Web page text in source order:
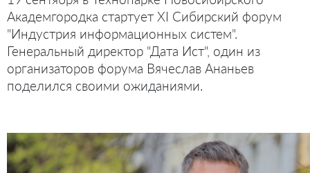
Академгородка стартует XI Сибирский форум
"Индустрия информационных систем".
Генеральный директор "Дата Ист", один из
организаторов форума Вячеслав Ананьев
поделился своими ожиданиями.